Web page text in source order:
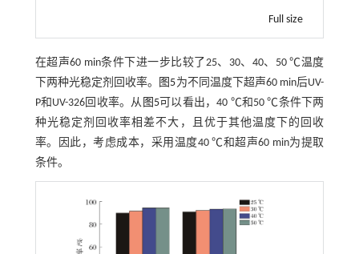
Full size
在超声60 min条件下进一步比较了25、30、40、50 ℃温度
下两种光稳定剂回收率。
图5为不同温度下超声60 min后UV-
P和UV-326回收率。从 图5可以看出，40 ℃和50 ℃条件下两
种光稳定剂回收率相差不大，且优于其他温度下的回收
率。因此，考虑成本，采用温度40 ℃和超声60 min为提取
条件。